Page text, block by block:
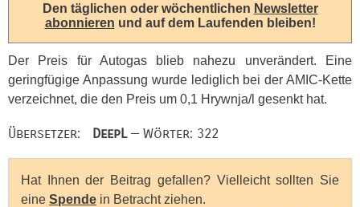
Den täglichen oder wöchentlichen Newsletter
abonnieren und auf dem Laufenden bleiben!
Der Preis für Autogas blieb nahezu unverändert. Eine
geringfügige Anpassung wurde lediglich bei der AMIC-Kette
verzeichnet, die den Preis um 0,1 Hrywnja/l gesenkt hat.
Übersetzer: DeepL— Wörter: 322
Hat Ihnen der Beitrag gefallen? Vielleicht sollten Sie
eine Spende in Betracht ziehen.